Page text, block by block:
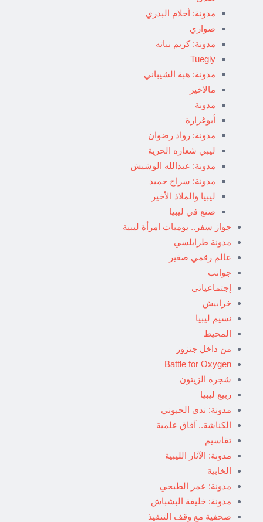
مدونة: أحلام البدري
صواري
مدونة: كريم نباته
Tuegly
مدونة: هبة الشيباني
مالاخير
مدونة
أبوغرارة
مدونة: رواد رضوان
ليبي شعاره الحرية
مدونة: عبدالله الوشيش
مدونة: سراج حميد
ليبيا والملاذ الأخير
صنع في ليبيا
جواز سفر.. يوميات امرأة ليبية
مدونة طرابلسي
عالم رقمي صغير
جوانب
إجتماعياتي
خرابيش
نسيم ليبيا
المحيط
من داخل جنزور
Battle for Oxygen
شجرة الزيتون
ربيع ليبيا
مدونة: ندى الحبوني
الكناشة.. آفاق علمية
تقاسيم
مدونة: الآثار الليبية
الخابية
مدونة: عمر الطبجي
مدونة: خليفة البشباش
صحفية مع وقف التنفيذ